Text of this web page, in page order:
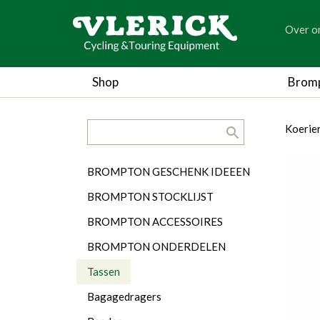
Over
Shop
Categorieën
BROMPTON GESCHENK IDEEEN
BROMPTON STOCKLIJST
BROMPTON ACCESSOIRES
BROMPTON ONDERDELEN
Tassen
Bagagedragers